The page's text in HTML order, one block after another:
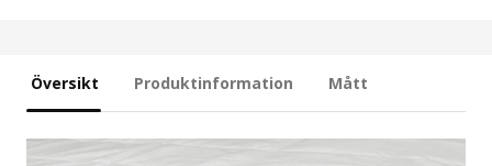
Översikt Produktinformation Mått